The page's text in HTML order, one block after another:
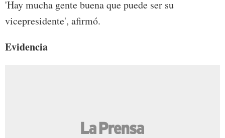
'Hay mucha gente buena que puede ser su
vicepresidente', afirmó.
Evidencia